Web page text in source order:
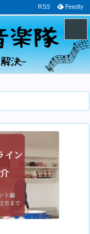
メニュ
RSS Feedly